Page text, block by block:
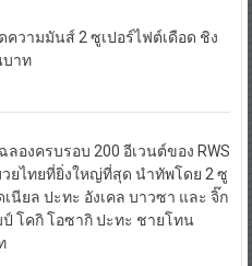
ความมันส์ 2 ซูเปอร์ไฟต์เดือด ชิง
บาท
ฉลองครบรอบ 200 อีเวนต์ของ RWS
ยไทยที่ยิ่งใหญ่ที่สุด นำทัพโดย 2 ซู
เนียล ปะทะ อังเคล บาวซา และ จิ๊ก
โคกิ โอซากิ ปะทะ ชายโทน